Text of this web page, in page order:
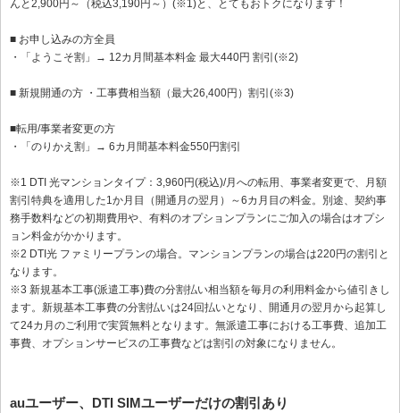
んと2,900円～（税込3,190円～）(※1)と、とてもおトクになります！
■ お申し込みの方全員
・「ようこそ割」→ 12カ月間基本料金 最大440円 割引(※2)
■ 新規開通の方 ・工事費相当額（最大26,400円）割引(※3)
■転用/事業者変更の方
・「のりかえ割」→ 6カ月間基本料金550円割引
※1 DTI 光マンションタイプ：3,960円(税込)/月への転用、事業者変更で、月額
割引特典を適用した1か月目（開通月の翌月）～6カ月目の料金。別途、契約事
務手数料などの初期費用や、有料のオプションプランにご加入の場合はオプシ
ョン料金がかかります。
※2 DTI光 ファミリープランの場合。マンションプランの場合は220円の割引と
なります。
※3 新規基本工事(派遣工事)費の分割払い相当額を毎月の利用料金から値引きし
ます。新規基本工事費の分割払いは24回払いとなり、開通月の翌月から起算し
て24カ月のご利用で実質無料となります。無派遣工事における工事費、追加工
事費、オプションサービスの工事費などは割引の対象になりません。
auユーザー、DTI SIMユーザーだけの割引あり